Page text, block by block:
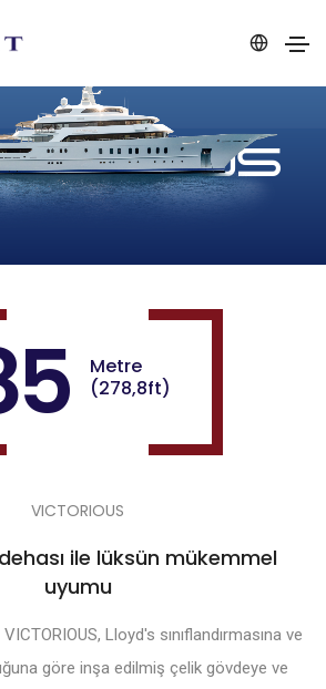
Metre
(278,8ft)
VICTORIOUS
ile lüksün mükemmel
uyumu
Lloyd's sınıflandırmasına ve
göre inşa edilmiş çelik gövdeye ve